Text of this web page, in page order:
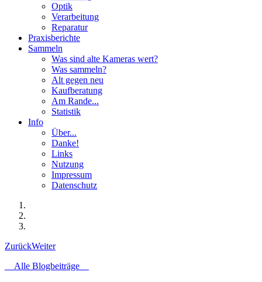
Optik
Verarbeitung
Reparatur
Praxisberichte
Sammeln
Was sind alte Kameras wert?
Was sammeln?
Alt gegen neu
Kaufberatung
Am Rande...
Statistik
Info
Über...
Danke!
Links
Nutzung
Impressum
Datenschutz
ZurückWeiter
Alle Blogbeiträge